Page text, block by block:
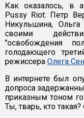
Как оказалось, в
Pussy Riot: Петр
Никульшина,
своими
"освобождения
голодающего
режиссера Олега
В интернете был
допроса
приказным тоном
Ты, тварь, кто